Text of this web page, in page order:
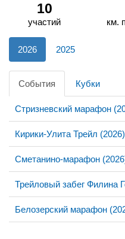
10
участий км.
2026 2025
События Кубки
Стризневский марафон
Кирики-Улита Трейл (2026)
Сметанино-марафон
Трейловый забег Филина
Белозерский марафон